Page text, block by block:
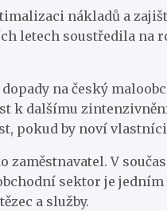
nákladů a
letech soustředila na
na český
k dalšímu
pokud by noví
V
sektor je jedním
a služby.